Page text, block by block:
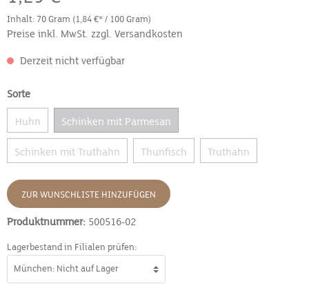
Inhalt: 70 Gram (1,84 €* / 100 Gram)
Preise inkl. MwSt. zzgl. Versandkosten
Derzeit nicht verfügbar
Sorte
Huhn Schinken mit Parmesan
Schinken mit Truthahn Thunfisch Truthahn
ZUR WUNSCHLISTE HINZUFÜGEN
Produktnummer: 500516-02
Lagerbestand in Filialen prüfen: